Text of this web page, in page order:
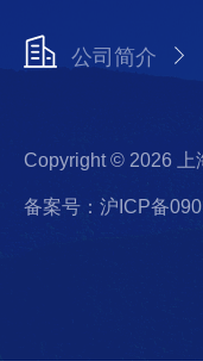
公司简介
Copyright © 2026 上
备案号：沪ICP备